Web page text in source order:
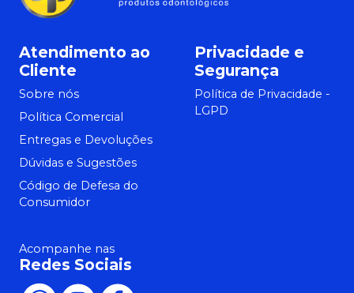
Atendimento ao
Cliente
Sobre nós
Política Comercial
Entregas e Devoluções
Dúvidas e Sugestões
Código de Defesa do
Consumidor
Privacidade e
Segurança
Política de Privacidade -
LGPD
Acompanhe nas
Redes Sociais